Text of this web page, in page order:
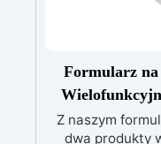
Formularz na
Z naszym
dwa produkty